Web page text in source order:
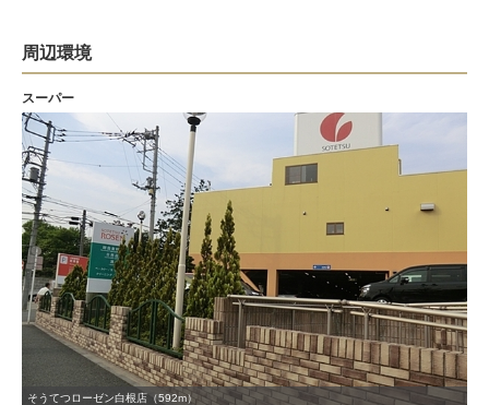
周辺環境
スーパー
そうてつローゼン白根店（592m）